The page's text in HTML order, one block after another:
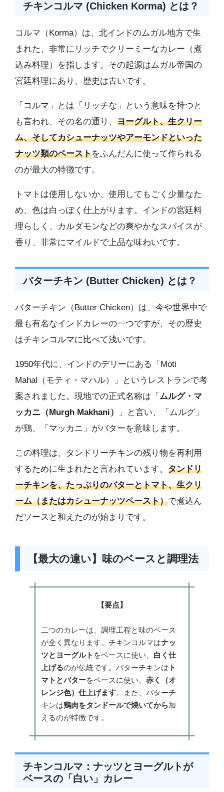
チキンコルマ (Chicken Korma) とは？
コルマ（Korma）は、北インドのムガル地方で生
まれた、非常にリッチでクリーミーなカレー（煮
込み料理）を指します。その起源はムガル帝国の
宮廷料理にあり、歴史は古いです。
「コルマ」とは「リッチな」という意味を持つと
も言われ、その名の通り、 ヨーグルト、生クリー
ム、そしてカシューナッツやアーモンドといった
ナッツ類のペーストをふんだんに使って作られる
のが最大の特徴です。
トマトは使用しないか、使用してもごく少量なた
め、色は白っぽく仕上がります。インドの宮廷料
理らしく、カルダモンなどの爽やかなスパイスが
香り、非常にマイルドで上品な味わいです。
バターチキン (Butter Chicken) とは？
バターチキン（Butter Chicken）は、今や世界中で
最も有名なインドカレーの一つですが、その歴史
はチキンコルマに比べて浅いです。
1950年代に、インドのデリーにある「Moti
Mahal（モティ・マハル）」というレストランで考
案されました。現地での正式名称は「 ムルグ・マ
ッカニ（Murgh Makhani）
」と言い、「ムルグ」
が鶏、「マッカニ」がバターを意味します。
この料理は、タンドリーチキンの残り物を再利用
するために生まれたと言われています。 タンドリ
ーチキンを、たっぷりのバターとトマト、生クリ
ーム（またはカシューナッツペースト）で煮込ん
だソースと和えたのが始まりです。
【最大の違い】味のベースと調理法
【要点】
二つのカレーは、調理工程と味のベース
が全く異なります。チキンコルマはナッ
ツとヨーグルト をベースに使い、 白く仕
上げるのが伝統です。バターチキンは ト
マトとバターをベースに使い、 赤く（オ
レンジ色）仕上げます。また、バターチ
キンは鶏肉をタンドールで焼いてから加
えるのが特徴です。
チキンコルマ：ナッツとヨーグルトが
ベースの「白い」カレー